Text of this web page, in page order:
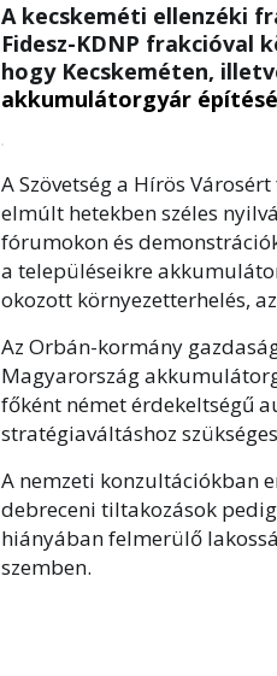
A kecskeméti ellenzéki
Fidesz-KDNP frakcióval
hogy Kecskeméten,
akkumulátorgyár
A Szövetség a Hírös
elmúlt hetekben széles
fórumokon és
a településeikre
okozott környezetterhelés,
Az Orbán-kormány
Magyarország
főként német érdekeltségű
stratégiaváltáshoz
A nemzeti konzultációkban
debreceni tiltakozások
hiányában felmerülő
szemben.